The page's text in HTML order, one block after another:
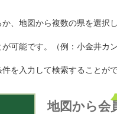
、地図から複数の県を選択
可能です。（例：小金井カ
を入力して検索することがで
地図から会